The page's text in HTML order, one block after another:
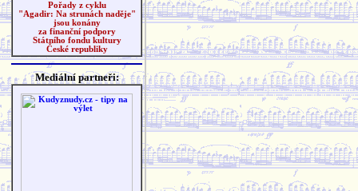
Pořady z cyklu
"Agadir: Na strunách naděje"
jsou konány
za finanční podpory
Státního fondu kultury
České republiky
Mediální partneři: